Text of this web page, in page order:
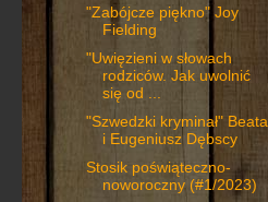
"Zabójcze piękno" Joy
Fielding
"Uwięzieni w słowach
rodziców. Jak uwolnić
się od ...
"Szwedzki kryminał" Beata
i Eugeniusz Dębscy
Stosik poświąteczno-
noworoczny (#1/2023)